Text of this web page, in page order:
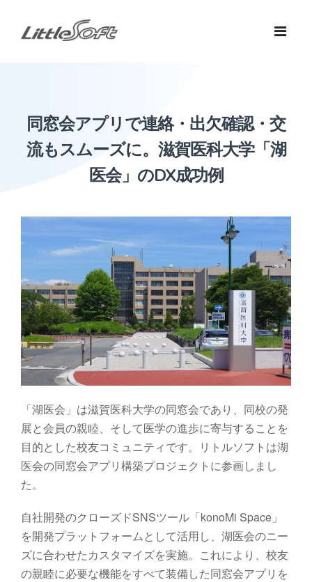
私たちの未来像
ミッション
事業内容
DXコンサルティング
保守運用・改善
製品紹介
dbActable
konoMi Space
選ばれる理由
会社概要
採用情報
LSのDXコラム
お問い合わせ
サービス紹介資料
同窓会アプリで連絡・出欠確認・交
流もスムーズに。滋賀医科大学「湖
医会」のDX成功例
「湖医会」は滋賀医科大学の同窓会であり、同校の発
展と会員の親睦、そして医学の進歩に寄与することを
目的とした校友コミュニティです。リトルソフトは湖
医会の同窓会アプリ構築プロジェクトに参画しまし
た。
自社開発のクローズドSNSツール「konoMi Space」
を開発プラットフォームとして活用し、湖医会のニー
ズに合わせたカスタマイズを実施。これにより、校友
の親睦に必要な機能をすべて装備した同窓会アプリを